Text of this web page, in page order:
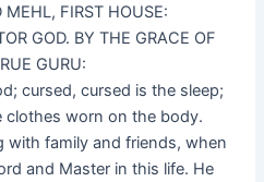
MEHL, FIRST HOUSE:
GOD. BY THE GRACE OF
GURU:
cursed, cursed is the sleep;
clothes worn on the body.
with family and friends, when
and Master in this life. He